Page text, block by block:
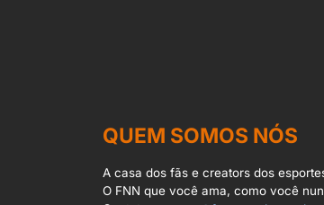
QUEM SOMOS NÓS
A casa dos fãs e creators dos
O FNN que você ama, como você